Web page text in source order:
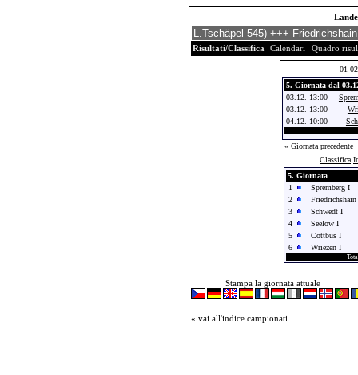
Risultati/Classifica Calendari Quadro
01 02
5. Giornata dal
03.12. 13:00
03.12. 13:00
04.12. 10:00
« Giornata precedente
Classifica
5. Giornata
1
Spremberg I
2
3
Schwedt I
4
Seelow I
5
Cottbus I
6
Wriezen I
Stampa la giornata attuale
« vai all'indice campionati